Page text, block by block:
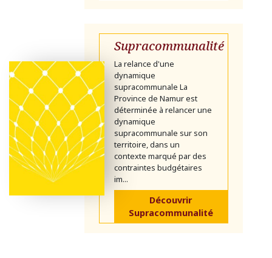
Supracommunalité
La relance d'une
dynamique
supracommunale La
Province de Namur est
déterminée à relancer une
dynamique
supracommunale sur son
territoire, dans un
contexte marqué par des
contraintes budgétaires
im...
Découvrir
Supracommunalité